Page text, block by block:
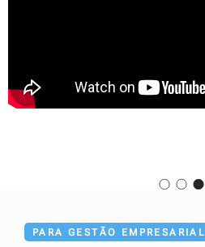
PARA GESTÃO EMPRESARIAL